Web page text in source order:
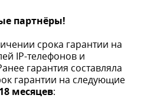
партнёры!
срока гарантии на
IP-телефонов и
гарантия составляла
гарантии на следующие
18 месяцев: